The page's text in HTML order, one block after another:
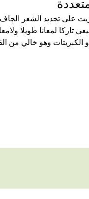
على تجديد الشعر الجاف
تاركا لمعانا طويلا
أو الكبريتات وهو خالي من